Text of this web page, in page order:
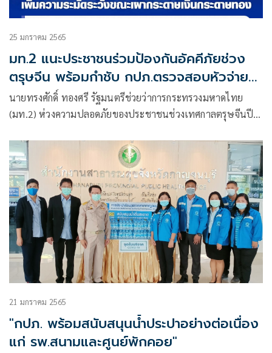
25 มกราคม 2565
มท.2 แนะประชาชนร่วมป้องกันอัคคีภัยช่วง
ตรุษจีน พร้อมกำชับ กปภ.ตรวจสอบหัวจ่ายน้ำ
ดับเพลิง
นายทรงศักดิ์ ทองศรี รัฐมนตรีช่วยว่าการกระทรวงมหาดไทย
(มท.2) ห่วงความปลอดภัยของประชาชนช่วงเทศกาลตรุษจีนปีนี้
21 มกราคม 2565
"กปภ. พร้อมสนับสนุนน้ำประปาอย่างต่อเนื่อง
แก่ รพ.สนามและศูนย์พักคอย"